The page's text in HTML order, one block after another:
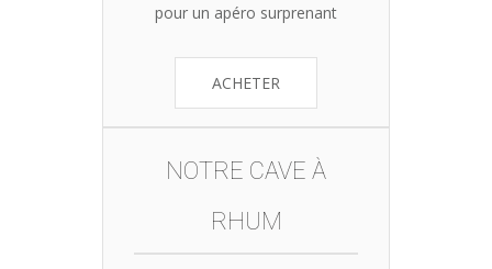
pour un apéro surprenant
ACHETER
NOTRE CAVE À
RHUM